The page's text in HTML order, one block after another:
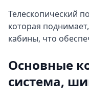
Телескопический
которая
кабины, что
Основные
система,